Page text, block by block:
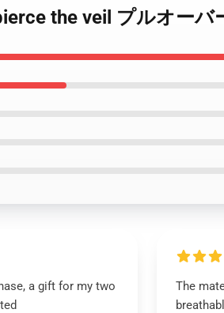
the veil プルオーバ
a gift for my two
The